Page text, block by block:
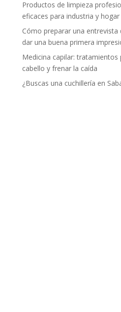
Productos de limpieza
eficaces para industria y hogar
Cómo preparar una
dar una buena primera
Medicina capilar: tratamientos
cabello y frenar la caída
¿Buscas una cuchillería en